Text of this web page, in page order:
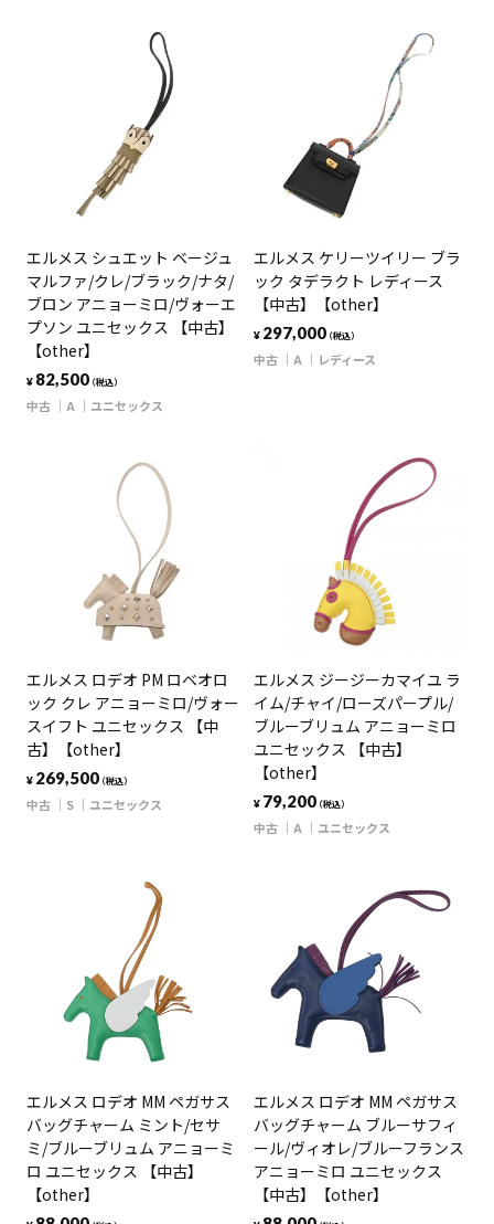
エルメス シュエット ベージュ
マルファ/クレ/ブラック/ナタ/
ブロン アニョーミロ/ヴォーエ
プソン ユニセックス 【中古】
【other】
¥ 82,500（税込）
中古 A ユニセックス
エルメス ケリーツイリー ブラ
ック タデラクト レディース
【中古】【other】
¥ 297,000（税込）
中古 A レディース
エルメス ロデオ PM ロベオロ
ック クレ アニョーミロ/ヴォー
スイフト ユニセックス 【中
古】【other】
¥ 269,500（税込）
中古 S ユニセックス
エルメス ジージーカマイユ ラ
イム/チャイ/ローズパープル/
ブルーブリュム アニョーミロ
ユニセックス 【中古】
【other】
¥ 79,200（税込）
中古 A ユニセックス
エルメス ロデオ MM ペガサス
バッグチャーム ミント/セサ
ミ/ブルーブリュム アニョーミ
ロ ユニセックス 【中古】
【other】
エルメス ロデオ MM ペガサス
バッグチャーム ブルーサフィ
ール/ヴィオレ/ブルーフランス
アニョーミロ ユニセックス
【中古】【other】